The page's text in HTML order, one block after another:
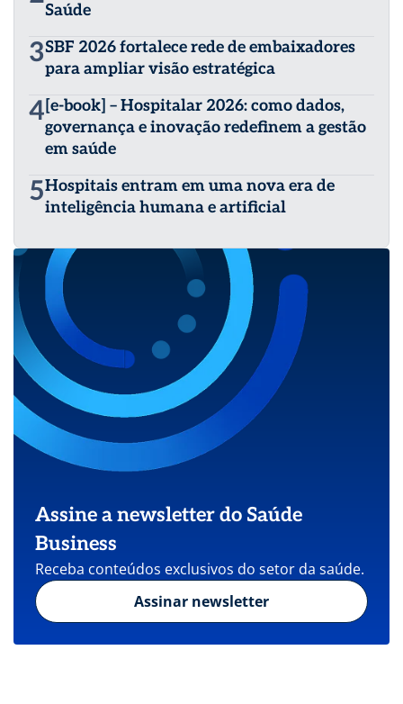
Saúde
3SBF 2026 fortalece rede de embaixadores
para ampliar visão estratégica
4[e-book] – Hospitalar 2026: como dados,
governança e inovação redefinem a gestão
em saúde
5Hospitais entram em uma nova era de
inteligência humana e artificial
Assine a newsletter do Saúde
Business
Receba conteúdos exclusivos do setor da saúde.
Assinar newsletter